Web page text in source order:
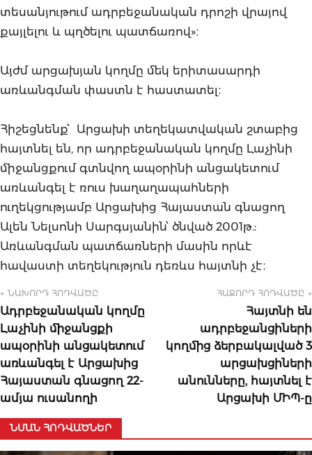
տեսանյութում ադրբեջանական դրոշի վրայով
քայլելու և պղծելու պատճառով»։
Այժմ արցախյան կողմը մեկ երիտասարդի
առևանգման փաստն է հաստատել։
Հիշեցնենք՝ Արցախի տեղեկատվական շտաբից
հայտնել են, որ ադրբեջանական կողմը Լաչինի
միջանցքում գտնվող ապօրինի անցակետում
առևանգել է ռուս խաղաղապահների
ուղեկցությամբ Արցախից Հայաստան գնացող
Ալեն Նելսոնի Սարգսյանին՝ ծնված 2001թ.:
Առևանգման պատճառների մասին որևէ
հավաստի տեղեկություն դեռևս հայտնի չէ։
← ՆԱԽՈՐԴ ՀՈԴՎԱԾԸ
Ադրբեջանական կողմը
Լաչինի միջանցքի
ապօրինի անցակետում
առևանգել է Արցախից
Հայաստան գնացող 22-
ամյա ուսանողի
ՀԱՋՈՐԴ ՀՈԴՎԱԾԸ →
Հայտնի են
ադրբեջանցիների
կողմից ձերբակալված 3
արցախցիների
անունները, հայտնել է
Արցախի ՄԻՊ-ը
ՆՄԱՆ ՀՈԴՎԱԾՆԵՐ